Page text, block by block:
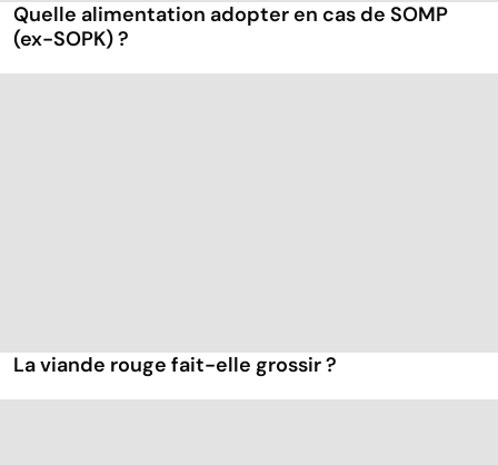
Quelle alimentation adopter en cas de SOMP
(ex-SOPK) ?
La viande rouge fait-elle grossir ?